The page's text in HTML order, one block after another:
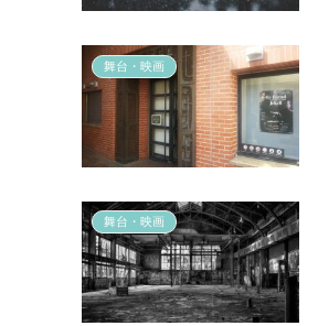
舞台・映画
舞台・映画